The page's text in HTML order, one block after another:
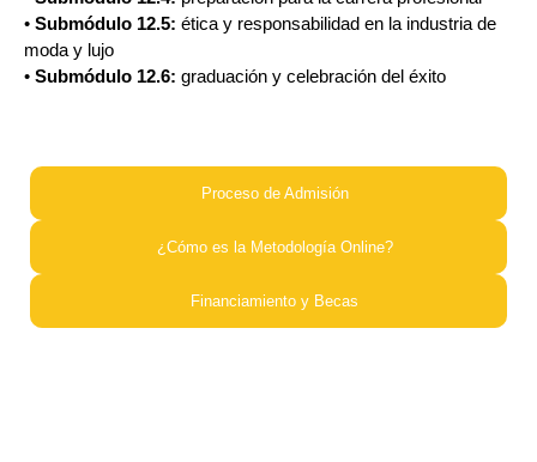
• Submódulo 12.5: ética y responsabilidad en la industria de
moda y lujo
• Submódulo 12.6: graduación y celebración del éxito
Proceso de Admisión​
¿Cómo es la Metodología Online?​
Financiamiento y Becas​